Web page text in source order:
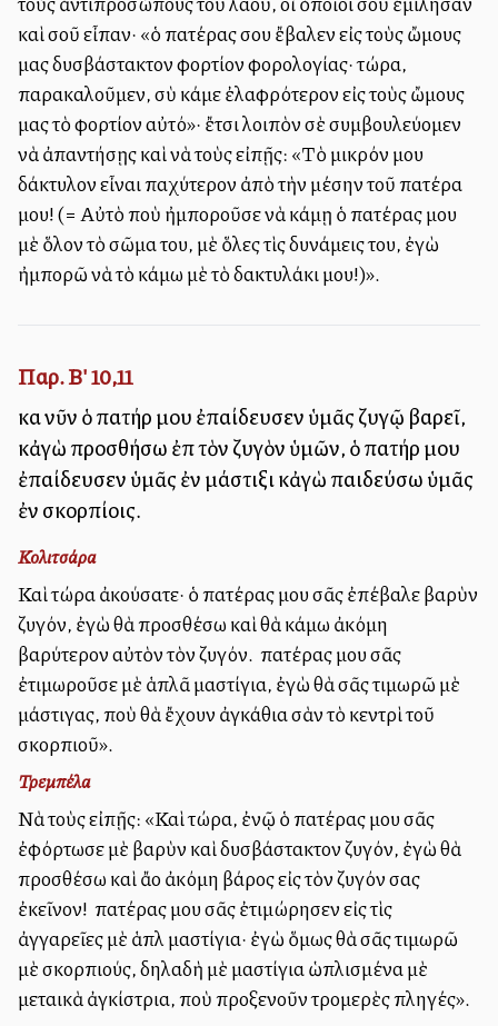
καὶ σοῦ εἶπαν· «ὁ πατέρας σου ἔβαλεν εἰς τοὺς ὤμους
μας δυσβάστακτον φορτίον φορολογίας· τώρα,
παρακαλοῦμεν, σὺ κάμε ἐλαφρότερον εἰς τοὺς ὤμους
μας τὸ φορτίον αὐτό»· ἔτσι λοιπὸν σὲ συμβουλεύομεν
νὰ ἀπαντήσῃς καὶ νὰ τοὺς εἰπῇς: «Τὸ μικρόν μου
δάκτυλον εἶναι παχύτερον ἀπὸ τὴν μέσην τοῦ πατέρα
μου! (= Αὐτὸ ποὺ ἠμποροῦσε νὰ κάμῃ ὁ πατέρας μου
μὲ ὅλον τὸ σῶμα του, μὲ ὅλες τὶς δυνάμεις του, ἐγὼ
ἠμπορῶ νὰ τὸ κάμω μὲ τὸ δακτυλάκι μου!)».
Παρ. Β' 10,11
καὶ νῦν ὁ πατήρ μου ἐπαίδευσεν ὑμᾶς ζυγῷ βαρεῖ,
κἀγὼ προσθήσω ἐπὶ τὸν ζυγὸν ὑμῶν, ὁ πατήρ μου
ἐπαίδευσεν ὑμᾶς ἐν μάστιξι κἀγὼ παιδεύσω ὑμᾶς
ἐν σκορπίοις.
Κολιτσάρα
Καὶ τώρα ἀκούσατε· ὁ πατέρας μου σᾶς ἐπέβαλε βαρὺν
ζυγόν, ἐγὼ θὰ προσθέσω καὶ θὰ κάμω ἀκόμη
βαρύτερον αὐτὸν τὸν ζυγόν. Ὁ πατέρας μου σᾶς
ἐτιμωροῦσε μὲ ἁπλᾶ μαστίγια, ἐγὼ θὰ σᾶς τιμωρῶ μὲ
μάστιγας, ποὺ θὰ ἔχουν ἀγκάθια σὰν τὸ κεντρὶ τοῦ
σκορπιοῦ».
Τρεμπέλα
Νὰ τοὺς εἰπῇς: «Καὶ τώρα, ἐνῷ ὁ πατέρας μου σᾶς
ἐφόρτωσε μὲ βαρὺν καὶ δυσβάστακτον ζυγόν, ἐγὼ θὰ
προσθέσω καὶ ἄλλο ἀκόμη βάρος εἰς τὸν ζυγόν σας
ἐκεῖνον! Ὁ πατέρας μου σᾶς ἐτιμώρησεν εἰς τὶς
ἀγγαρεῖες μὲ ἁπλ μαστίγια· ἐγὼ ὅμως θὰ σᾶς τιμωρῶ
μὲ σκορπιούς, δηλαδὴ μὲ μαστίγια ὡπλισμένα μὲ
μεταλλικὰ ἀγκίστρια, ποὺ προξενοῦν τρομερὲς πληγές».